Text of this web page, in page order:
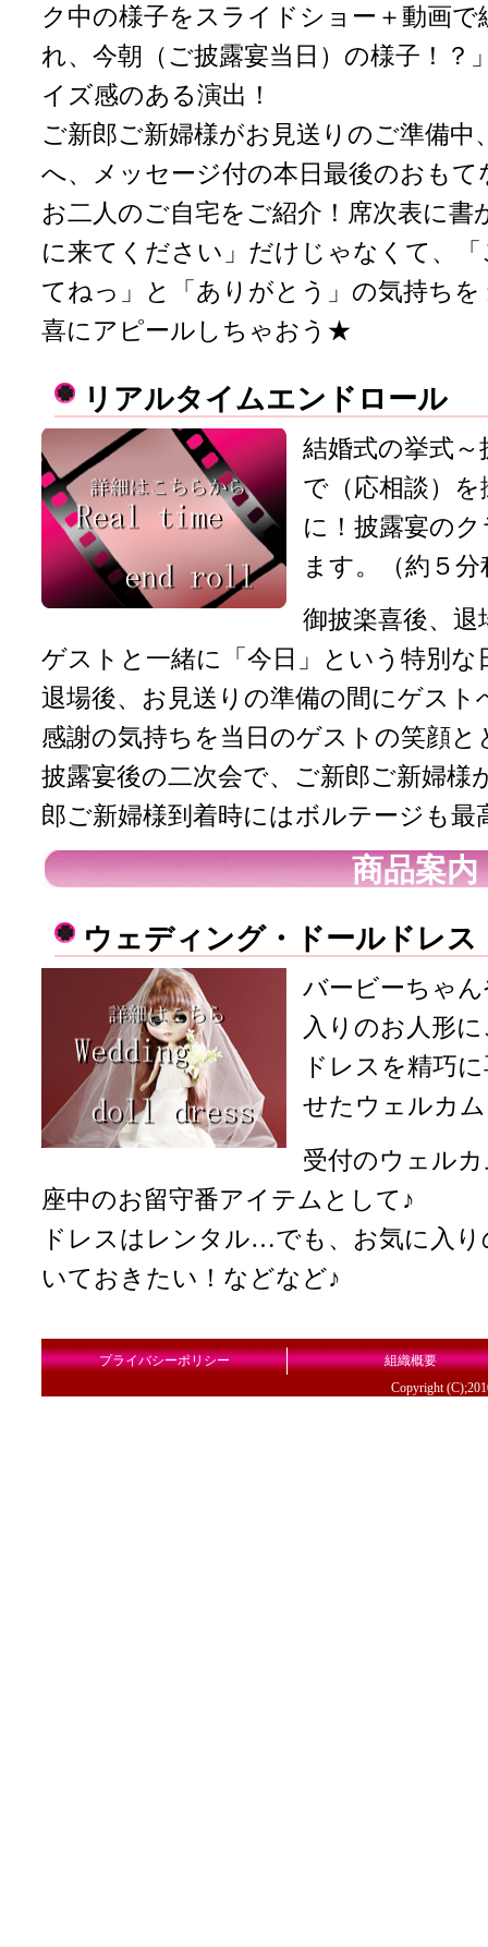
ク中の様子をスライドショー＋動画
れ、今朝（ご披露宴当日）の様子！？
イズ感のある演出！
ご新郎ご新婦様がお見送りのご準備
へ、メッセージ付の本日最後のおもて
お二人のご自宅をご紹介！席次表に書
に来てください」だけじゃなくて、
てねっ」と「ありがとう」の気持ち
喜にアピールしちゃおう★
リアルタイムエンドロール
結婚式の挙式～
で（応相談）
に！披露宴の
ます。（約５
御披楽喜後、
ゲストと一緒に「今日」という特別な
退場後、お見送りの準備の間にゲス
感謝の気持ちを当日のゲストの笑顔と
披露宴後の二次会で、ご新郎ご新婦様
郎ご新婦様到着時にはボルテージも最
商品案内
ウェディング・ドールドレス
バービーちゃ
入りのお人形
ドレスを精巧
せたウェルカ
受付のウェル
座中のお留守番アイテムとして♪
ドレスはレンタル…でも、お気に入
いておきたい！などなど♪
プライバシーポリシー
組織概要
Copyright